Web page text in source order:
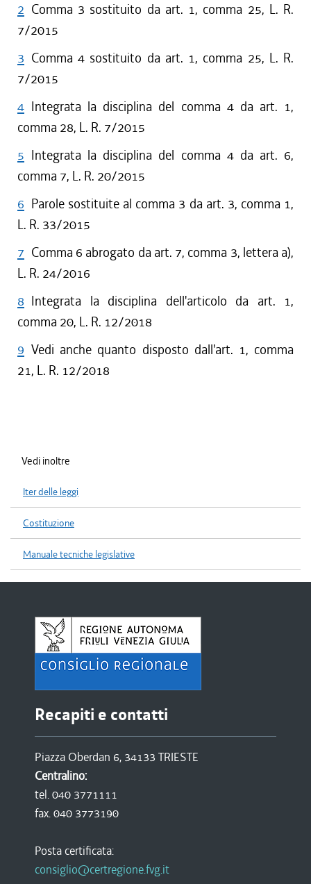
2 Comma 3 sostituito da art. 1, comma 25, L. R.
7/2015
3 Comma 4 sostituito da art. 1, comma 25, L. R.
7/2015
4 Integrata la disciplina del comma 4 da art. 1,
comma 28, L. R. 7/2015
5 Integrata la disciplina del comma 4 da art. 6,
comma 7, L. R. 20/2015
6 Parole sostituite al comma 3 da art. 3, comma 1,
L. R. 33/2015
7 Comma 6 abrogato da art. 7, comma 3, lettera a),
L. R. 24/2016
8 Integrata la disciplina dell'articolo da art. 1,
comma 20, L. R. 12/2018
9 Vedi anche quanto disposto dall'art. 1, comma
21, L. R. 12/2018
Vedi inoltre
Iter delle leggi
Costituzione
Manuale tecniche legislative
Recapiti e contatti
Piazza Oberdan 6, 34133 TRIESTE
Centralino:
tel. 040 3771111
fax. 040 3773190
Posta certificata:
consiglio@certregione.fvg.it